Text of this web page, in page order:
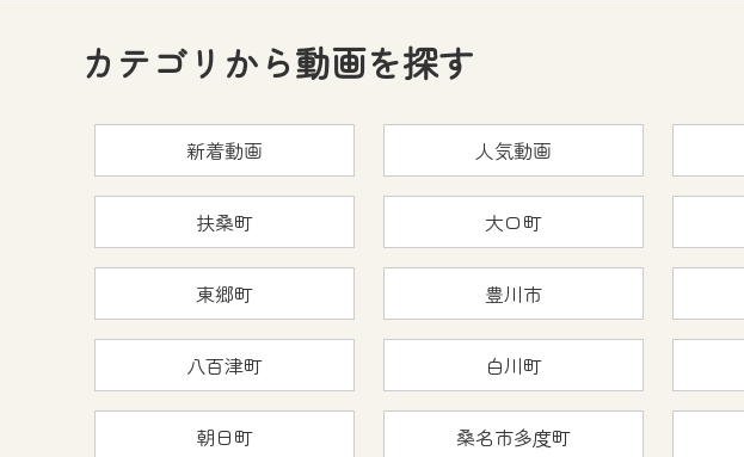
カテゴリから動画を探す
新着動画 人気動画
扶桑町 大口町
東郷町 豊川市
八百津町 白川町
朝日町 桑名市多度町